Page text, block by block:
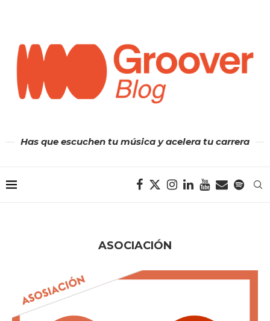
Has que escuchen tu música y acelera tu carrera
ASOCIACIÓN